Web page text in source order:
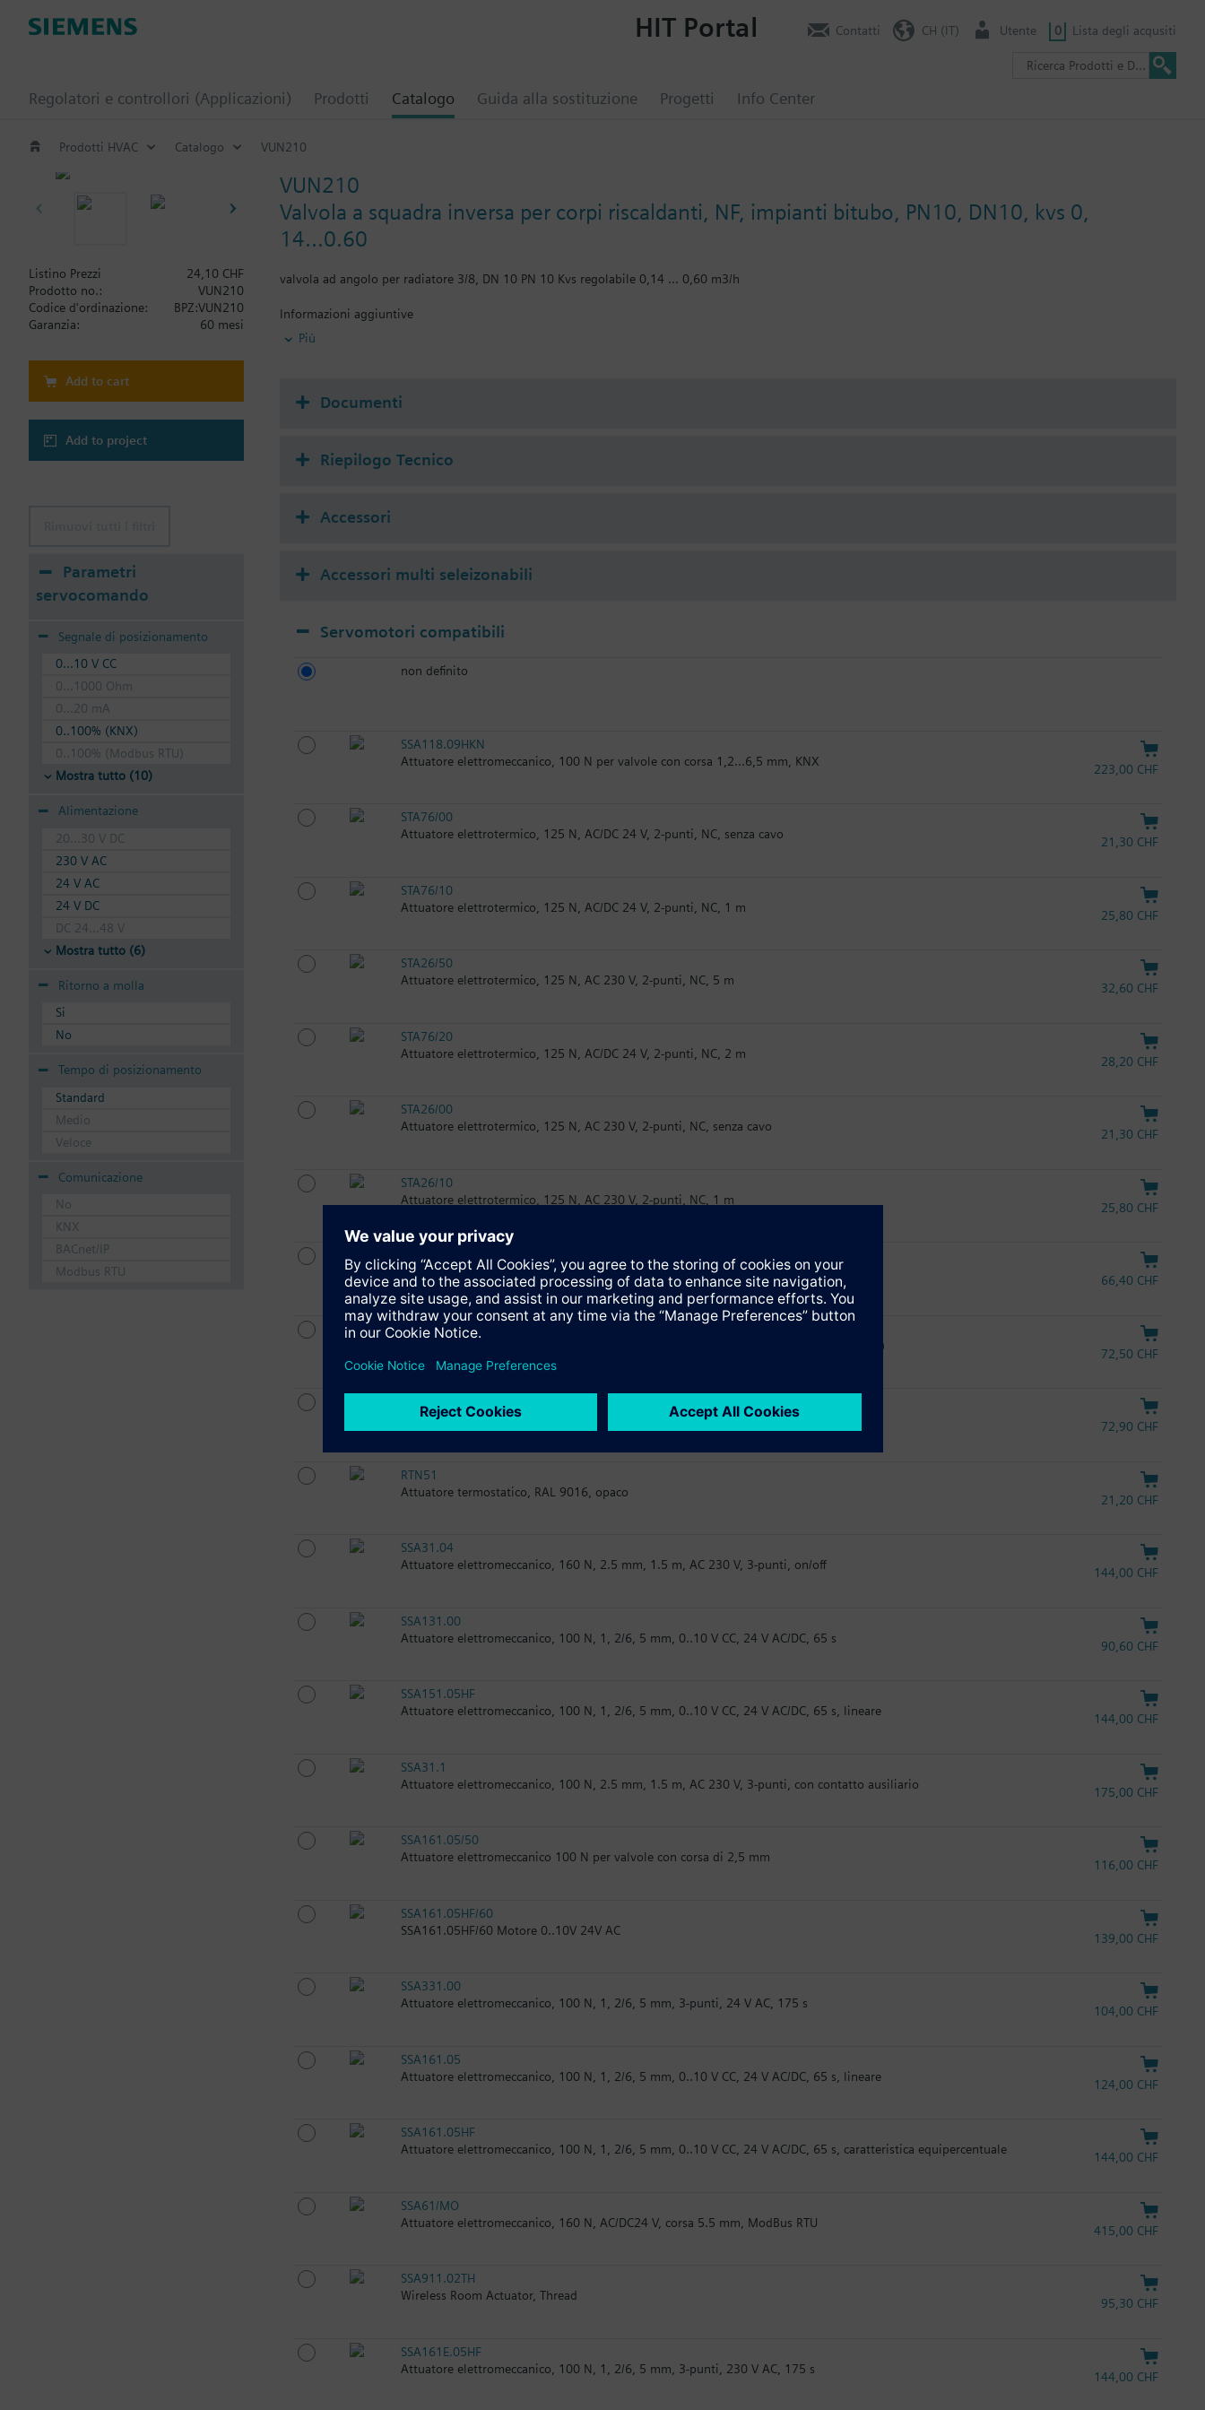
Regolatori e controllori (Applicazioni) Prodotti Catalogo Guida alla sostituzione Progetti Info Center
HIT Portal Contatti CH (IT) Utente 0 Lista degli acqusiti
Prodotti HVAC Catalogo VUN210
VUN210
Valvola a squadra inversa per corpi riscaldanti, NF, impianti bitubo, PN10, DN10, kvs 0,
14...0.60
valvola ad angolo per radiatore 3/8, DN 10 PN 10 Kvs regolabile 0,14 ... 0,60 m3/h
Informazioni aggiuntive
The valves can be combined with Siemens actuators RTN../SSA.../STA..
Più
Listino Prezzi
24,10 CHF
Prodotto no.:
VUN210
Codice d'ordinazione:
BPZ:VUN210
Garanzia:
60 mesi
Add to cart
Add to project
Parametri
servocomando
Segnale di posizionamento
0...10 V CC
0...1000 Ohm
0...20 mA
0..100% (KNX)
0..100% (Modbus RTU)
Mostra tutto (10)
Alimentazione
20...30 V DC
230 V AC
24 V AC
24 V DC
DC 24...48 V
Mostra tutto (6)
Ritorno a molla
Si
No
Tempo di posizionamento
Standard
Medio
Veloce
Comunicazione
No
KNX
BACnet/IP
Modbus RTU
Documenti
Riepilogo Tecnico
Accessori
Accessori multi seleizonabili
Servomotori compatibili
non definito
SSA118.09HKN
Attuatore elettromeccanico, 100 N per valvole con corsa 1,2...6,5 mm, KNX
223,00 CHF
STA76/00
Attuatore elettrotermico, 125 N, AC/DC 24 V, 2-punti, NC, senza cavo
21,30 CHF
STA76/10
Attuatore elettrotermico, 125 N, AC/DC 24 V, 2-punti, NC, 1 m
25,80 CHF
STA26/50
Attuatore elettrotermico, 125 N, AC 230 V, 2-punti, NC, 5 m
32,60 CHF
STA76/20
Attuatore elettrotermico, 125 N, AC/DC 24 V, 2-punti, NC, 2 m
28,20 CHF
STA26/00
Attuatore elettrotermico, 125 N, AC 230 V, 2-punti, NC, senza cavo
21,30 CHF
STA26/10
Attuatore elettrotermico, 125 N, AC 230 V, 2-punti, NC, 1 m
25,80 CHF
STA66/00
Attuatore elettrotermico, 125 N, AC/DC 24 V, DC 0...10 V, NC, senza cavo
66,40 CHF
STA66/10
Attuatore elettrotermico, 100 N, AC 230 V, 2-punti, per valvola combinata on/off (PICV)
72,50 CHF
Attuatore termostatico con sonda a distanza
72,90 CHF
RTN51
Attuatore termostatico, RAL 9016, opaco
21,20 CHF
SSA31.04
Attuatore elettromeccanico, 160 N, 2.5 mm, 1.5 m, AC 230 V, 3-punti, on/off
144,00 CHF
SSA131.00
Attuatore elettromeccanico, 100 N, 1, 2/6, 5 mm, 0..10 V CC, 24 V AC/DC, 65 s
90,60 CHF
SSA151.05HF
Attuatore elettromeccanico, 100 N, 1, 2/6, 5 mm, 0..10 V CC, 24 V AC/DC, 65 s, lineare
144,00 CHF
SSA31.1
Attuatore elettromeccanico, 100 N, 2.5 mm, 1.5 m, AC 230 V, 3-punti, con contatto ausiliario
175,00 CHF
SSA161.05/50
Attuatore elettromeccanico 100 N per valvole con corsa di 2,5 mm
116,00 CHF
SSA161.05HF/60
SSA161.05HF/60​ Motore 0..10V 24V AC
139,00 CHF
SSA331.00
Attuatore elettromeccanico, 100 N, 1, 2/6, 5 mm, 3-punti, 24 V AC, 175 s
104,00 CHF
SSA161.05
Attuatore elettromeccanico, 100 N, 1, 2/6, 5 mm, 0..10 V CC, 24 V AC/DC, 65 s, lineare
124,00 CHF
SSA161.05HF
Attuatore elettromeccanico, 100 N, 1, 2/6, 5 mm, 0..10 V CC, 24 V AC/DC, 65 s, caratteristica equipercentuale
144,00 CHF
SSA61/MO
Attuatore elettromeccanico, 160 N, AC/DC24 V, corsa 5.5 mm, ModBus RTU
415,00 CHF
SSA911.02TH
Wireless Room Actuator, Thread
95,30 CHF
SSA161E.05HF
Attuatore elettromeccanico, 100 N, 1, 2/6, 5 mm, 3-punti, 230 V AC, 175 s
144,00 CHF